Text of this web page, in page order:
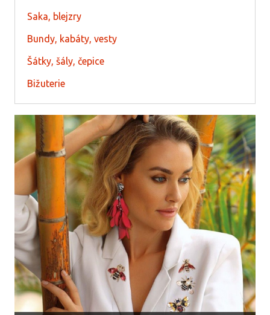
Saka, blejzry
Bundy, kabáty, vesty
Šátky, šály, čepice
Bižuterie